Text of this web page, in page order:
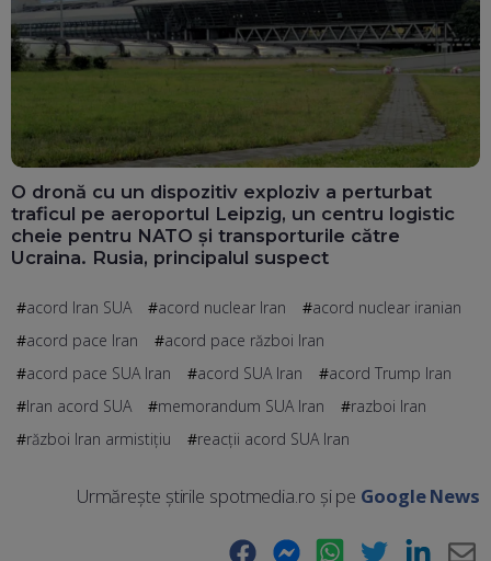
O dronă cu un dispozitiv exploziv a perturbat
traficul pe aeroportul Leipzig, un centru logistic
cheie pentru NATO și transporturile către
Ucraina. Rusia, principalul suspect
acord Iran SUA acord nuclear Iran
acord nuclear iranian
acord pace Iran
acord pace război Iran
acord pace SUA Iran
acord SUA Iran
acord Trump Iran
Iran acord SUA
memorandum SUA Iran
razboi Iran
război Iran armistițiu
reacții acord SUA Iran
Urmărește știrile spotmedia.ro și pe Google News
Facebook Messenger WhatsApp Twitter LinkedIn